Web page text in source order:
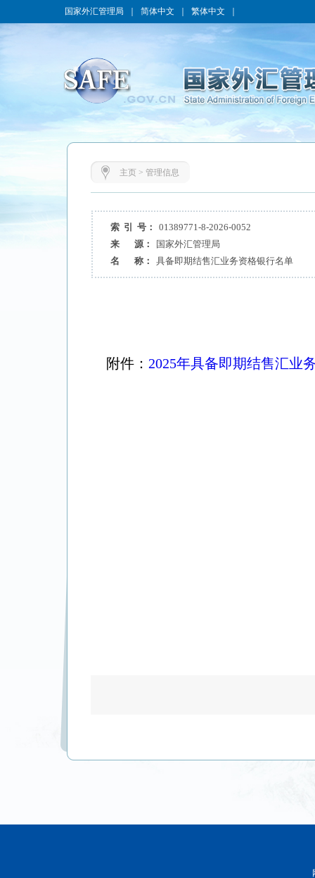
国家外汇管理局 简体中文 繁体中文
主页> 管理信息
索 引 号：
01389771-8-2026-0052
来 源：
国家外汇管理局
名 称：
具备即期结售汇业务资格银行名单
附件： 2025年具备即期结售汇业